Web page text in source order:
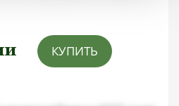
КУПИТЬ